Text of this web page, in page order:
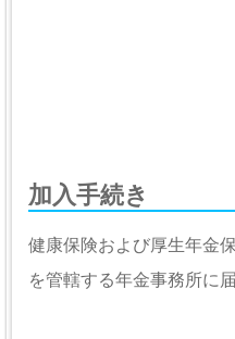
加入手続き
健康保険および厚生年金
を管轄する年金事務所に